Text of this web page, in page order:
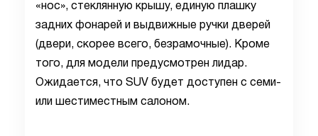
«нос», стеклянную крышу, единую плашку
задних фонарей и выдвижные ручки дверей
(двери, скорее всего, безрамочные). Кроме
того, для модели предусмотрен лидар.
Ожидается, что SUV будет доступен с семи-
или шестиместным салоном.